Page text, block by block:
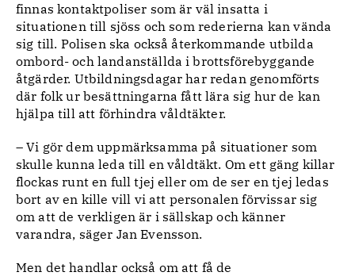
finnas kontaktpoliser som är väl insatta i
situationen till sjöss och som rederierna kan vända
sig till. Polisen ska också återkommande utbilda
ombord- och landanställda i brottsförebyggande
åtgärder. Utbildningsdagar har redan genomförts
där folk ur besättningarna fått lära sig hur de kan
hjälpa till att förhindra våldtäkter.
– Vi gör dem uppmärksamma på situationer som
skulle kunna leda till en våldtäkt. Om ett gäng killar
flockas runt en full tjej eller om de ser en tjej ledas
bort av en kille vill vi att personalen förvissar sig
om att de verkligen är i sällskap och känner
varandra, säger Jan Evensson.
Men det handlar också om att få de